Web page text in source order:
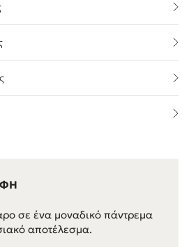
σε ένα μοναδικό πάντρεμα
αποτέλεσμα.